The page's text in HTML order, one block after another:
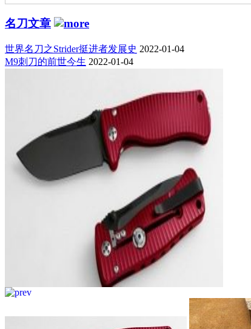
名刀文章
世界名刀之Strider挺进者发展史 2022-01-04
M9刺刀的前世今生 2022-01-04